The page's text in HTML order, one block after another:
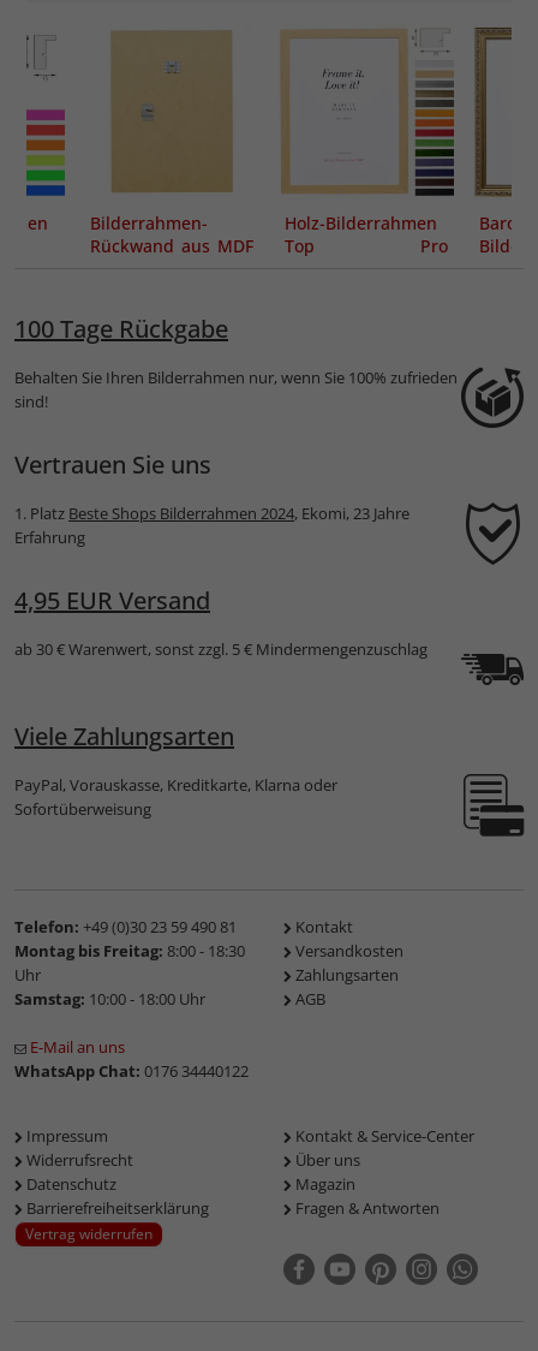
Bilderrahmen-
Rückwand aus MDF
Holz-Bilderrahmen
Top Pro
100 Tage Rückgabe
Behalten Sie Ihren Bilderrahmen nur, wenn Sie 100% zufrieden
sind!
Vertrauen Sie uns
1. Platz Beste Shops Bilderrahmen 2024, Ekomi, 23 Jahre
Erfahrung
4,95 EUR Versand
ab 30 € Warenwert, sonst zzgl. 5 € Mindermengenzuschlag
Viele Zahlungsarten
PayPal, Vorauskasse, Kreditkarte, Klarna oder
Sofortüberweisung
Telefon: +49 (0)30 23 59 490 81
Montag bis Freitag: 8:00 - 18:30
Uhr
Samstag: 10:00 - 18:00 Uhr
E-Mail an uns
WhatsApp Chat: 0176 34440122
Kontakt
Versandkosten
Zahlungsarten
AGB
Impressum
Widerrufsrecht
Datenschutz
Barrierefreiheitserklärung
Vertrag widerrufen
Kontakt & Service-Center
Über uns
Magazin
Fragen & Antworten